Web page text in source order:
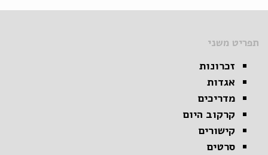
תפריט משני
זכרונות
אגדות
מדריכים
קרקוב היום
קישורים
סרטים